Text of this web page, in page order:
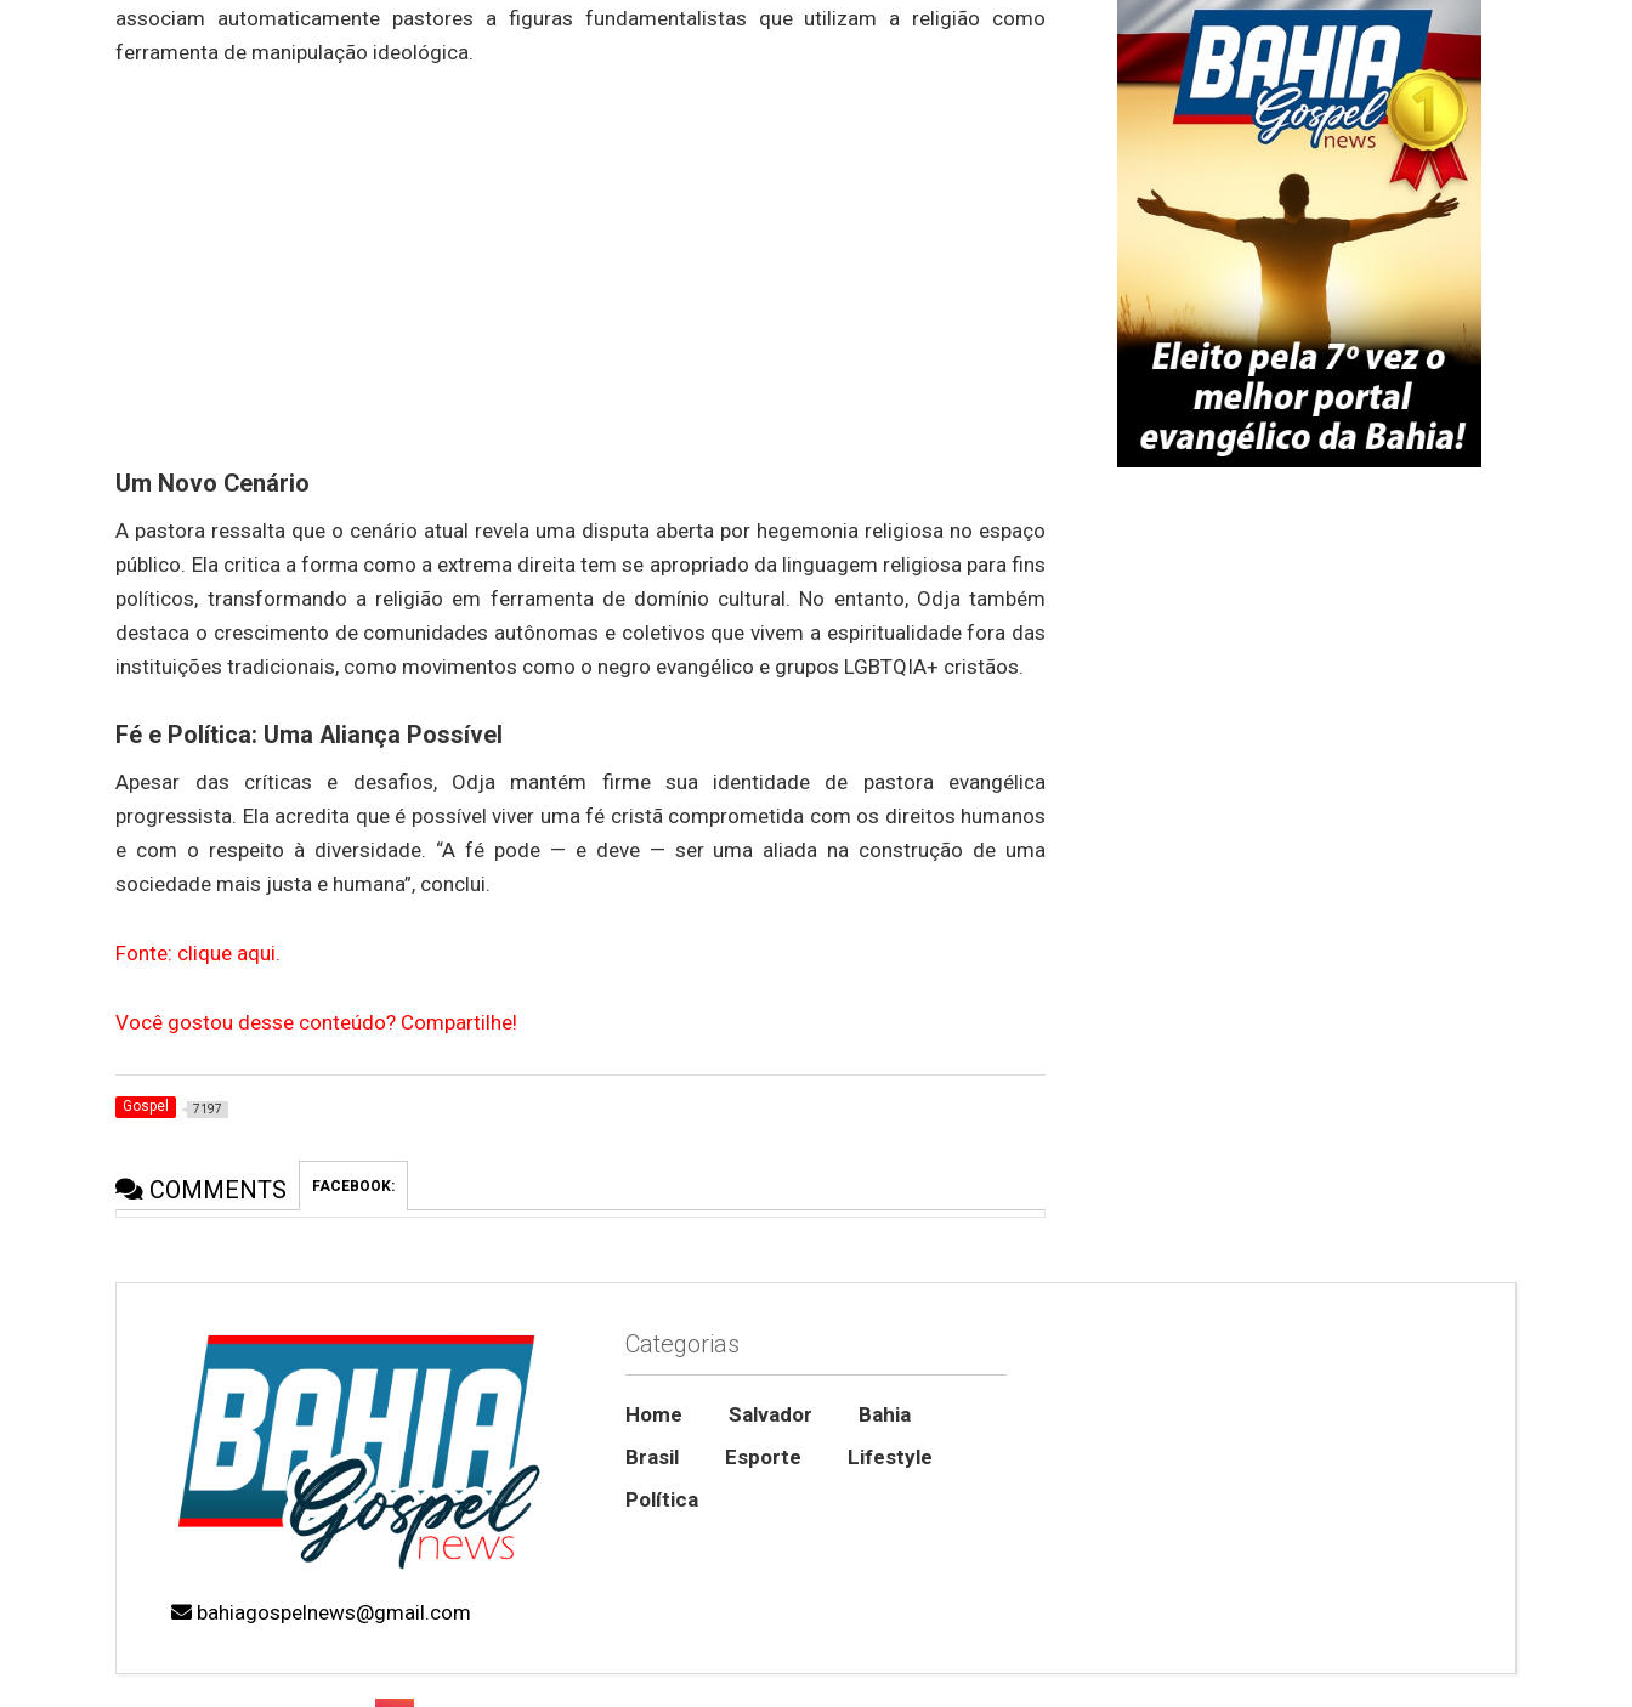
associam automaticamente pastores a figuras fundamentalistas que utilizam a religião como
ferramenta de manipulação ideológica.
Um Novo Cenário
A pastora ressalta que o cenário atual revela uma disputa aberta por hegemonia religiosa no espaço
público. Ela critica a forma como a extrema direita tem se apropriado da linguagem religiosa para fins
políticos, transformando a religião em ferramenta de domínio cultural. No entanto, Odja também
destaca o crescimento de comunidades autônomas e coletivos que vivem a espiritualidade fora das
instituições tradicionais, como movimentos como o negro evangélico e grupos LGBTQIA+ cristãos.
Fé e Política: Uma Aliança Possível
Apesar das críticas e desafios, Odja mantém firme sua identidade de pastora evangélica
progressista. Ela acredita que é possível viver uma fé cristã comprometida com os direitos humanos
e com o respeito à diversidade. “A fé pode — e deve — ser uma aliada na construção de uma
sociedade mais justa e humana”, conclui.
Fonte: clique aqui.
Você gostou desse conteúdo? Compartilhe!
Gospel 7197
COMMENTS FACEBOOK:
bahiagospelnews@gmail.com
Categorias
Home Salvador
Bahia
Brasil
Esporte
Lifestyle
Política